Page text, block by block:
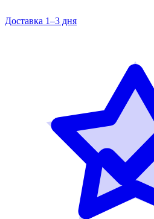
Доставка 1–3 дня